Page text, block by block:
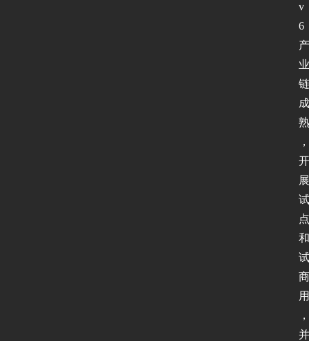
v
6
产
业
链
成
熟
，
开
展
试
点
和
试
商
用
，
并